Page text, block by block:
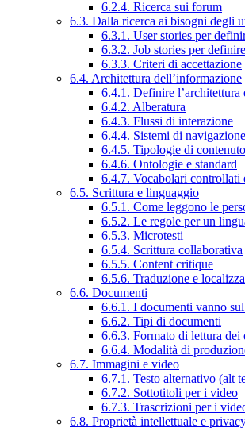
6.2.4. Ricerca sui forum
6.3. Dalla ricerca ai bisogni degli
6.3.1. User stories per
6.3.2. Job stories per
6.3.3. Criteri di accettazione
6.4. Architettura dell’informazione
6.4.1. Definire l’architettura
6.4.2. Alberatura
6.4.3. Flussi di interazione
6.4.4. Sistemi di navigazione
6.4.5. Tipologie di
6.4.6. Ontologie e standard
6.4.7. Vocabolari controllati
6.5. Scrittura e linguaggio
6.5.1. Come leggono le
6.5.2. Le regole per un
6.5.3. Microtesti
6.5.4. Scrittura collaborativa
6.5.5. Content critique
6.5.6. Traduzione e
6.6. Documenti
6.6.1. I documenti vanno
6.6.2. Tipi di documenti
6.6.3. Formato di lettura dei
6.6.4. Modalità di
6.7. Immagini e video
6.7.1. Testo alternativo (alt
6.7.2. Sottotitoli per i video
6.7.3. Trascrizioni per i
6.8. Proprietà intellettuale e